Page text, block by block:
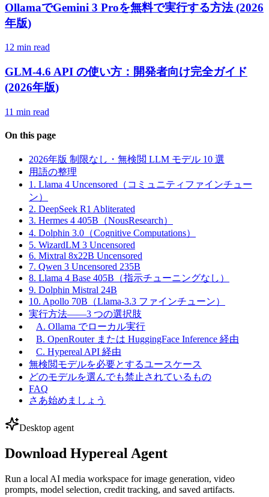
OllamaでGemini 3 Proを無料で実行する方法 (2026
年版)
12 min read
GLM-4.6 API の使い方：開発者向け完全ガイド
(2026年版)
11 min read
On this page
2026年版 制限なし・無検閲 LLM モデル 10 選
用語の整理
1. Llama 4 Uncensored（コミュニティファインチュー
ン）
2. DeepSeek R1 Abliterated
3. Hermes 4 405B（NousResearch）
4. Dolphin 3.0（Cognitive Computations）
5. WizardLM 3 Uncensored
6. Mixtral 8x22B Uncensored
7. Qwen 3 Uncensored 235B
8. Llama 4 Base 405B（指示チューニングなし）
9. Dolphin Mistral 24B
10. Apollo 70B（Llama-3.3 ファインチューン）
実行方法——3 つの選択肢
A. Ollama でローカル実行
B. OpenRouter または HuggingFace Inference 経由
C. Hypereal API 経由
無検閲モデルを必要とするユースケース
どのモデルを選んでも禁止されているもの
FAQ
さあ始めましょう
Desktop agent
Download Hypereal Agent
Run a local AI media workspace for image generation, video
prompts, model selection, credit tracking, and saved artifacts.